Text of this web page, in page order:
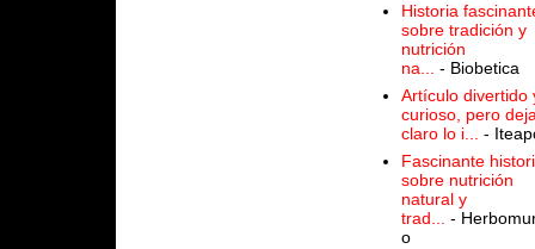
Historia
sobre tradición y
nutrición
na...
- Biobetica
Artículo divertido
curioso, pero deja
claro lo i...
-
Fascinante
sobre nutrición
natural y
trad...
-
o